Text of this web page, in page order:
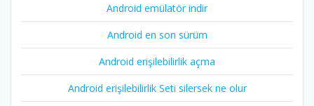
Android emülatör indir
Android en son sürüm
Android erişilebilirlik açma
Android erişilebilirlik Seti silersek ne olur